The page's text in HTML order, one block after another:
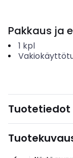
Pakkaus ja
1 kpl
Tuotetiedot